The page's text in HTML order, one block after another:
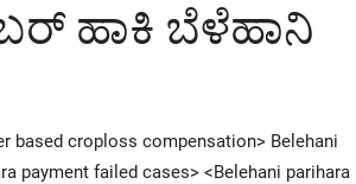
ಹಾಕಿ ಬೆಳೆಹಾನಿ
croploss compensation> Belehani
failed cases> <Belehani parihara